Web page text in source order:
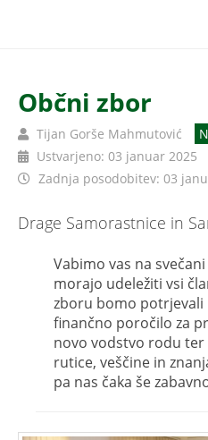
Občni zbor
Tijan Gorše Mahmutović
Ustvarjeno: 03 januar 2025
Zadnja posodobitev: 03
Drage Samorastnice in
Vabimo vas na
morajo udeležiti vsi
zboru bomo potrjevali
finančno poročilo za
novo vodstvo rodu
rutice, veščine in
pa nas čaka še